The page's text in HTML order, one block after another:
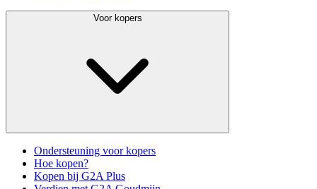
Voor kopers
Ondersteuning voor kopers
Hoe kopen?
Kopen bij G2A Plus